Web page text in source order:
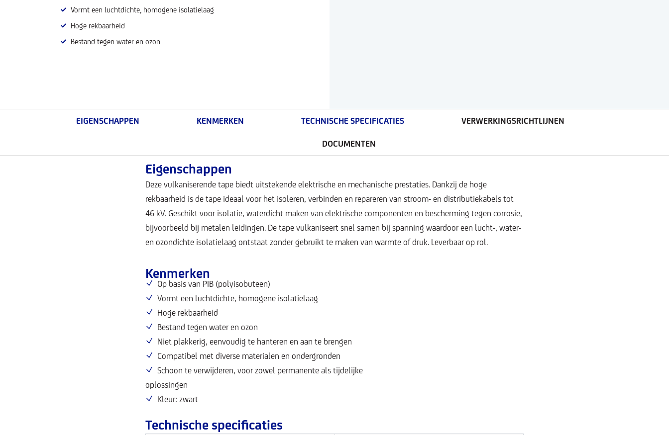
Vormt een luchtdichte, homogene isolatielaag
Hoge rekbaarheid
Bestand tegen water en ozon
EIGENSCHAPPEN KENMERKEN TECHNISCHE SPECIFICATIES VERWERKINGSRICHTLIJNEN
DOCUMENTEN
Eigenschappen
Deze vulkaniserende tape biedt uitstekende elektrische en mechanische prestaties. Dankzij de hoge
rekbaarheid is de tape ideaal voor het isoleren, verbinden en repareren van stroom- en distributiekabels tot
46 kV. Geschikt voor isolatie, waterdicht maken van elektrische componenten en bescherming tegen corrosie,
bijvoorbeeld bij metalen leidingen. De tape vulkaniseert snel samen bij spanning waardoor een lucht-, water-
en ozondichte isolatielaag ontstaat zonder gebruikt te maken van warmte of druk. Leverbaar op rol.
Kenmerken
Op basis van PIB (polyisobuteen)
Vormt een luchtdichte, homogene isolatielaag
Hoge rekbaarheid
Bestand tegen water en ozon
Niet plakkerig, eenvoudig te hanteren en aan te brengen
Compatibel met diverse materialen en ondergronden
Schoon te verwijderen, voor zowel permanente als tijdelijke
oplossingen
Kleur: zwart
Technische specificaties